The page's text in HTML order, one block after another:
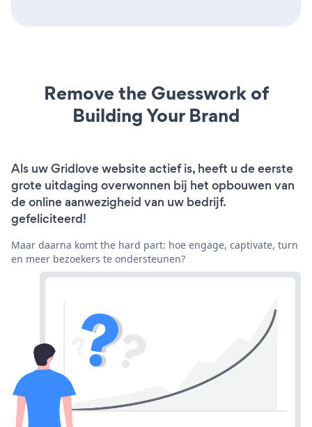
Remove the Guesswork of
Building Your Brand
Als uw Gridlove website actief is, heeft u de eerste
grote uitdaging overwonnen bij het opbouwen van
de online aanwezigheid van uw bedrijf.
gefeliciteerd!
Maar daarna komt the hard part: hoe engage, captivate, turn
en meer bezoekers te ondersteunen?